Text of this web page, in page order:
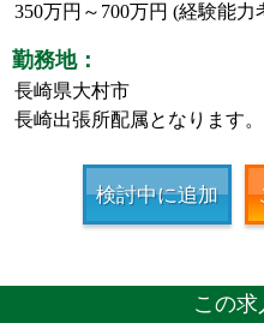
350万円～700万円 (経験能力
勤務地：
長崎県大村市
長崎出張所配属となります。
検討中に追加
この